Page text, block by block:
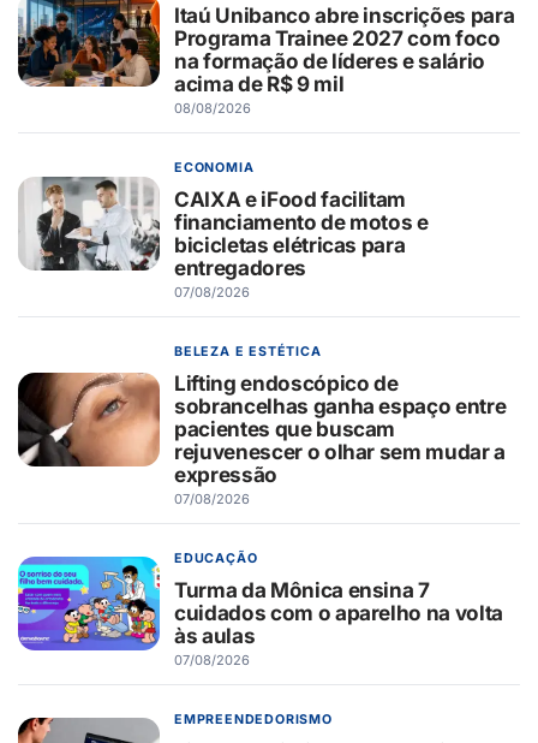
Itaú Unibanco abre inscrições para
Programa Trainee 2027 com foco
na formação de líderes e salário
acima de R$ 9 mil
08/08/2026
ECONOMIA
CAIXA e iFood facilitam
financiamento de motos e
bicicletas elétricas para
entregadores
07/08/2026
BELEZA E ESTÉTICA
Lifting endoscópico de
sobrancelhas ganha espaço entre
pacientes que buscam
rejuvenescer o olhar sem mudar a
expressão
07/08/2026
EDUCAÇÃO
Turma da Mônica ensina 7
cuidados com o aparelho na volta
às aulas
07/08/2026
EMPREENDEDORISMO